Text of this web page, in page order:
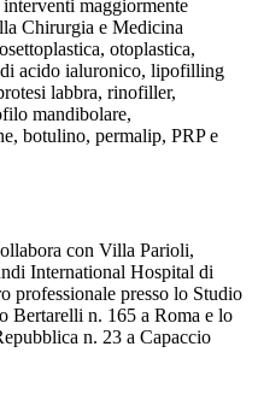
maggiormente
Chirurgia e Medicina
otoplastica,
acido ialuronico, lipofilling
labbra, rinofiller,
mandibolare,
botulino, permalip, PRP e
con Villa Parioli,
International Hospital di
professionale presso lo Studio
Bertarelli n. 165 a Roma e lo
n. 23 a Capaccio